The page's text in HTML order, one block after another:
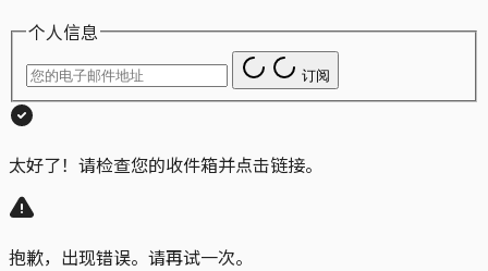
个人信息
订阅
太好了！请检查您的收件箱并点击链接。
抱歉，出现错误。请再试一次。